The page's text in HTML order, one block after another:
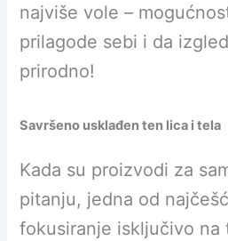
najviše vole –
prilagode sebi i da
prirodno!
Savršeno usklađen ten lica i tela
Kada su proizvodi za
pitanju, jedna od
fokusiranje isključivo na